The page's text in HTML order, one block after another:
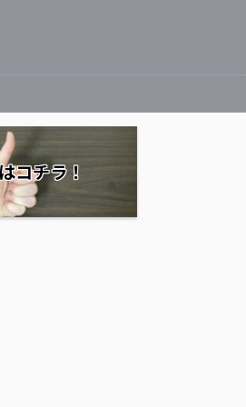
コチラ！